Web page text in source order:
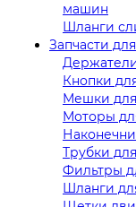
машин
Шланги
Запчасти
Кнопки
Мешки
Моторы
Трубки
Фильтры
Шланги